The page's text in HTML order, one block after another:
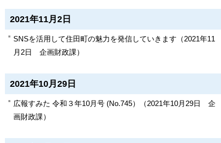
2021年11月2日
SNSを活用して住田町の魅力を発信していきます （2021年11
月2日
企画財政課）
2021年10月29日
広報すみた 令和３年10月号 (No.745） （2021年10月29日
企
画財政課）